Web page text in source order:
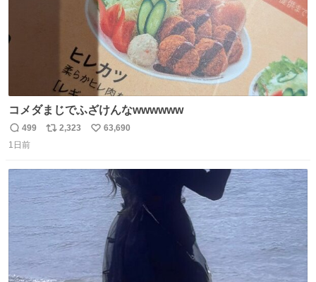
コメダまじでふざけんなwwwwww
返
信
499
リ
ト
数
2,323
い
数
63,690
1日前